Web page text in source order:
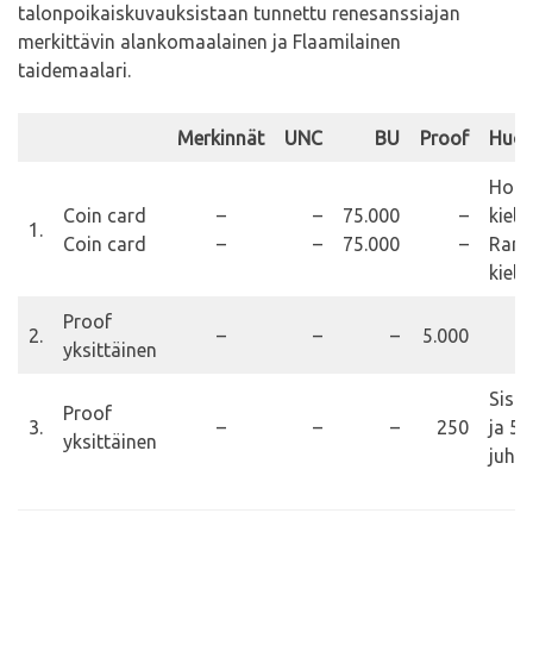
talonpoikaiskuvauksistaan tunnettu renesanssiajan
merkittävin alankomaalainen ja Flaamilainen
taidemaalari.
Merkinnät UNC BU Proof
1.
Coin card
Coin card
–
–
–
–
75.000
75.000
–
–
2.
Proof
yksittäinen
– – – 5.000
3.
Proof
yksittäinen
– – – 250
ja